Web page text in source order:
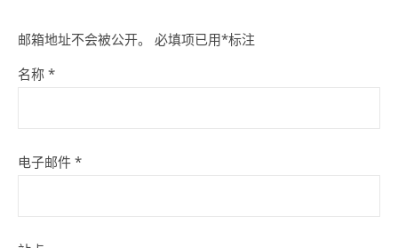
邮箱地址不会被公开。 必填项已用*标注
名称 *
电子邮件 *